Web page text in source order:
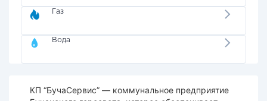
Газ
Вода
КП “БучаСервис” — коммунальное предприятие